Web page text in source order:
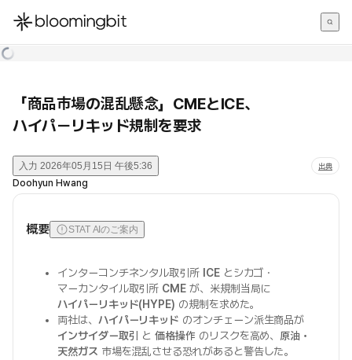
한국어
「商品市場の混乱懸念」CMEとICE、
ハイパーリキッド規制を要求
入力 2026年05月15日 午後5:36 出典
Doohyun Hwang
概要 STAT AIのご案内
インターコンチネンタル取引所 ICEとシカゴ・
マーカンタイル取引所 CME が、米規制当局に
ハイパーリキッド(HYPE) の規制を求めた。
両社は、 ハイパーリキッド のオンチェーン派生商品が
インサイダー取引
と価格操作 のリスクを高め、 原油・
天然ガス 市場を混乱させる恐れがあると警告した。